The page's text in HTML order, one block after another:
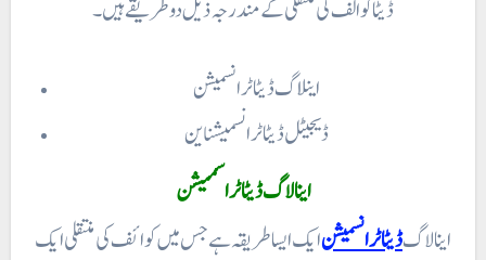
ڈیٹا کو الف کی منتقلی کے مندرجہ ذیل دو طریقے ہیں۔
اینلاگ ڈیٹا ٹرانسمیشن
ڈیجیٹل ڈیٹا ٹرانسمیشناین
اینالاگ ڈیٹاٹراسمیشن
اینا لاگڈیٹا ٹرانسمیشنایک ایسا طریقہ ہے جس میں کوائف کی منتقلی ایک